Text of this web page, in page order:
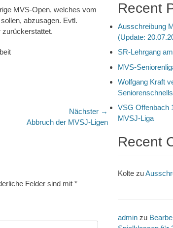
MVS-Open, welches vom
abzusagen. Evtl.
zurückerstattet.
Nächster →
Abbruch der MVSJ-Ligen
Felder sind mit *
Recent
Ausschreibung
(Update:
SR-Lehrgang
MVS-
Wolfgang Kraft
VSG Offenbach
MVSJ-Liga
Recent
Kolte zu
admin zu